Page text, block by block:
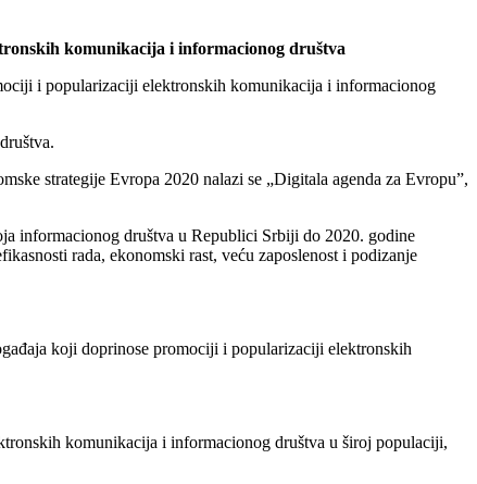
komunikacija i informacionog društva
i popularizaciji elektronskih komunikacija i informacionog
strategije Evropa 2020 nalazi se „Digitala agenda za Evropu”,
informacionog društva u Republici Srbiji do 2020. godine
rada, ekonomski rast, veću zaposlenost i podizanje
koji doprinose promociji i popularizaciji elektronskih
komunikacija i informacionog društva u široj populaciji,